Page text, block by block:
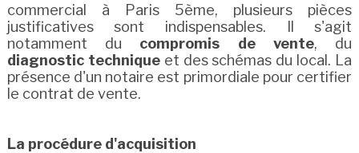
commercial à Paris 5ème, plusieurs pièces
justificatives sont indispensables. Il s'agit
notamment du compromis de vente, du
diagnostic techniqueet des schémas du local. La
présence d'un notaire est primordiale pour certifier
le contrat de vente.
La procédure d'acquisition